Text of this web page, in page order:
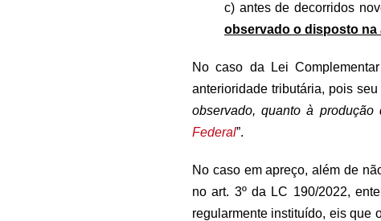
c) antes de decorridos
observado o disposto na
No caso da Lei
anterioridade tributária, pois seu
observado, quanto à
Federal”.
No caso em apreço, além de
no art. 3º da LC 190/2022,
regularmente instituído, eis que